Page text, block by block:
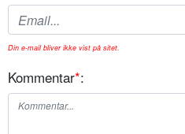
Din e-mail bliver ikke vist på sitet.
Kommentar*: